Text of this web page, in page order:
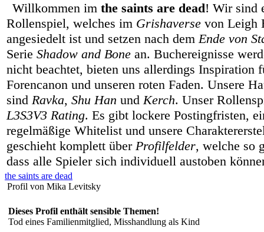
Willkommen im the saints are dead! Wir sind
Rollenspiel, welches im Grishaverse von Leigh
angesiedelt ist und setzen nach demEnde von
Serie Shadow and Bone an. Buchereignisse
nicht beachtet, bieten uns allerdings Inspiration
Forencanon und unseren roten Faden. Unsere
sind Ravka, Shu Han undKerch. Unser
L3S3V3 Rating. Es gibt lockere Postingfristen,
regelmäßige Whitelist und unsere
geschieht komplett über Profilfelder, welche so
dass alle Spieler sich individuell austoben
the saints are dead
Profil von Mika Levitsky
Dieses Profil enthält sensible Themen!
Tod eines Familienmitglied, Misshandlung als Kind